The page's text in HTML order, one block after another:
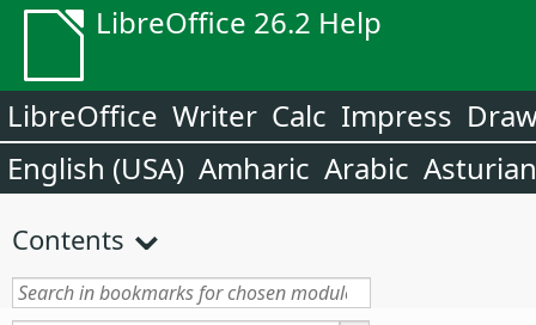
LibreOffice 26.2 Help
LibreOffice Writer Calc Impress
English (USA) Amharic Arabic Asturian
Contents